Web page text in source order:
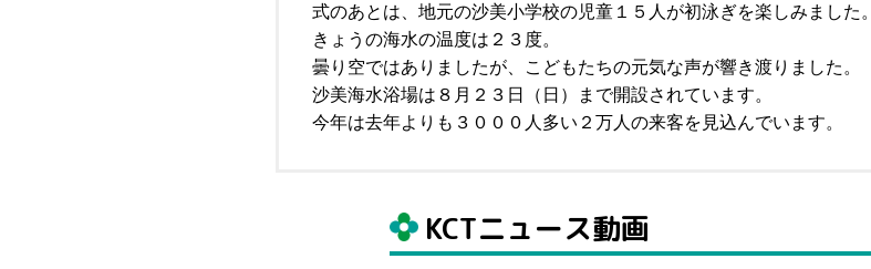
式のあとは、地元の沙美小学校の児童１５人が初泳ぎを楽しみました。
きょうの海水の温度は２３度。
曇り空ではありましたが、こどもたちの元気な声が響き渡りました。
沙美海水浴場は８月２３日（日）まで開設されています。
今年は去年よりも３０００人多い２万人の来客を見込んでいます。
KCTニュース動画